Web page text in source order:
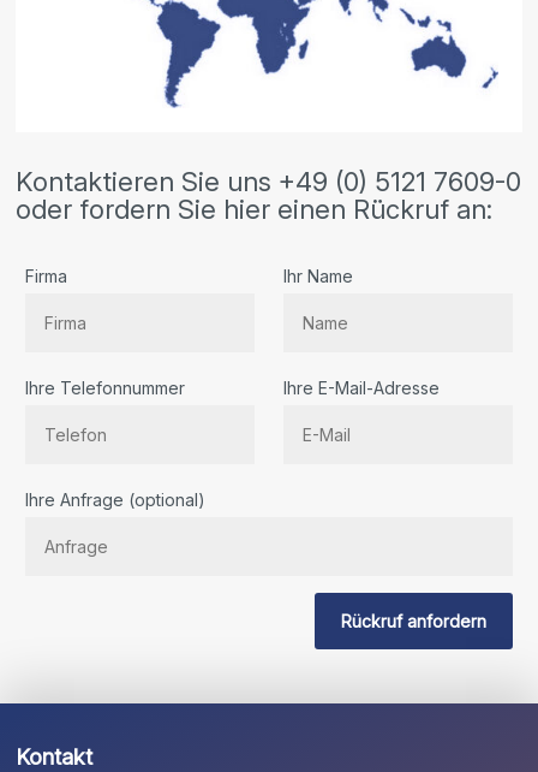
Kontaktieren Sie uns +49 (0) 5121 7609-0
oder fordern Sie hier einen Rückruf an:
Firma Ihr Name
Ihre Telefonnummer Ihre E-Mail-Adresse
Sie
Ihre Anfrage (optional)
Rückruf anfordern
Kontakt